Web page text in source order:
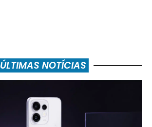
ÚLTIMAS NOTÍCIAS